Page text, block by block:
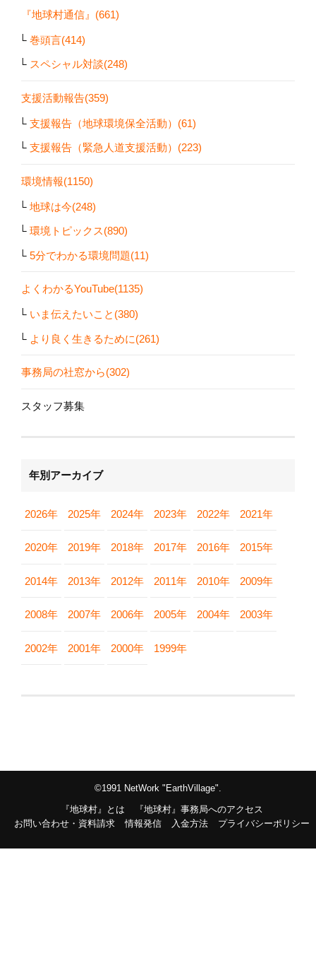
『地球村通信』(661)
巻頭言(414)
スペシャル対談(248)
支援活動報告(359)
支援報告（地球環境保全活動）(61)
支援報告（緊急人道支援活動）(223)
環境情報(1150)
地球は今(248)
環境トピックス(890)
5分でわかる環境問題(11)
よくわかるYouTube(1135)
いま伝えたいこと(380)
より良く生きるために(261)
事務局の社窓から(302)
スタッフ募集
年別アーカイブ
2026年 2025年 2024年 2023年 2022年 2021年
2020年 2019年 2018年 2017年 2016年 2015年
2014年 2013年 2012年 2011年 2010年 2009年
2008年 2007年 2006年 2005年 2004年 2003年
2002年 2001年 2000年 1999年
©1991 NetWork "EarthVillage".
『地球村』とは
『地球村』事務局へのアクセス
お問い合わせ・資料請求
情報発信 入金方法 プライバシーポリシー